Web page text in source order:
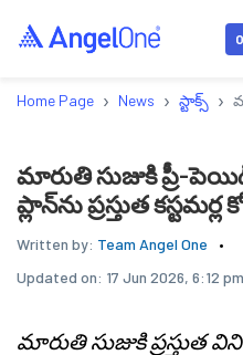
Home Page › News › స్టాక్స్ ›
మారుతి సుజుకి ప్రీ-
ప్లాన్‌ను ప్రస్తుత
Written by: Team Angel One
Updated on: 17 Jun 2026, 6:12
మారుతి సుజుకి ప్రస్తుత